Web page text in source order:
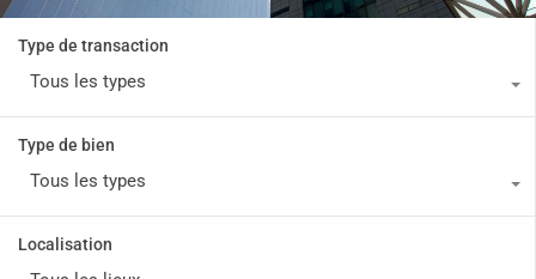
Type de transaction
Tous les types
Type de bien
Tous les types
Localisation